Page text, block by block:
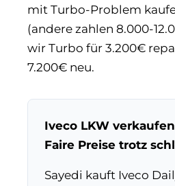
mit Turbo-Problem
(andere zahlen 8.000-
wir Turbo für 3.200€
7.200€ neu.
Iveco LKW
Faire Preise trotz
Sayedi kauft Iveco